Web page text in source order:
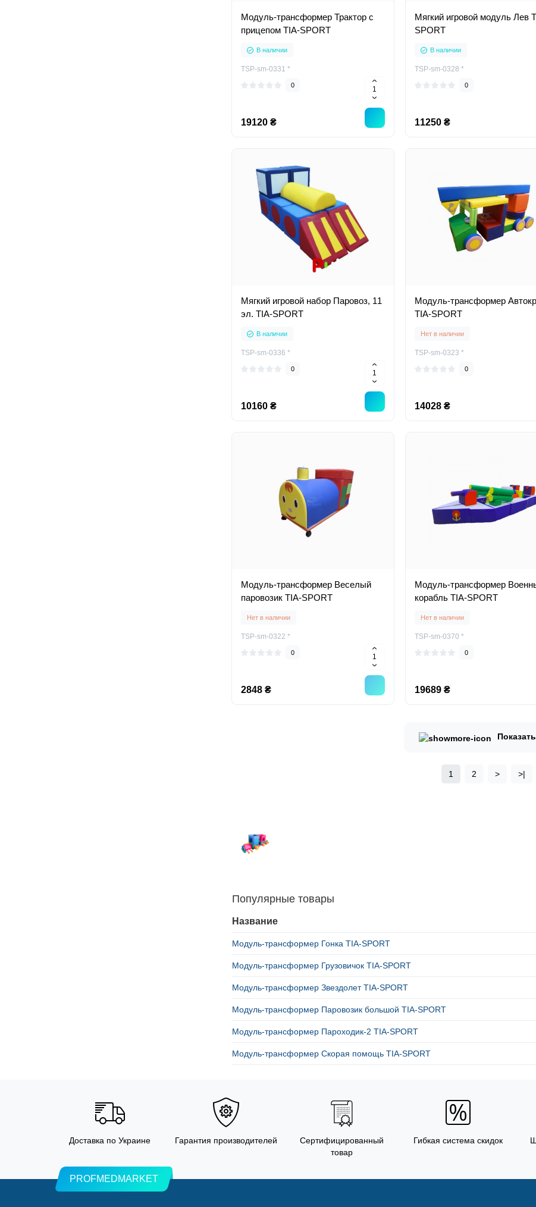
Модуль-трансформер Трактор с
прицепом TIA-SPORT
В наличии
TSP-sm-0331 *
0
19120 ₴
Мягкий игровой модуль Лев
SPORT
В наличии
TSP-sm-0328 *
0
11250 ₴
Мягкий игровой набор Паровоз, 11
эл. TIA-SPORT
В наличии
TSP-sm-0336 *
0
10160 ₴
Модуль-трансформер
TIA-SPORT
Нет в наличии
TSP-sm-0323 *
0
14028 ₴
Модуль-трансформер Веселый
паровозик TIA-SPORT
Нет в наличии
TSP-sm-0322 *
0
2848 ₴
Модуль-трансформер
корабль TIA-SPORT
Нет в наличии
TSP-sm-0370 *
0
19689 ₴
1 2 > >|
Популярные товары
Название
Модуль-трансформер Гонка TIA-SPORT
Модуль-трансформер Грузовичок TIA-SPORT
Модуль-трансформер Звездолет TIA-SPORT
Модуль-трансформер Паровозик большой TIA-SPORT
Модуль-трансформер Пароходик-2 TIA-SPORT
Модуль-трансформер Скорая помощь TIA-SPORT
Доставка по Украине Гарантия производителей
Сертифицированный
товар
Гибкая система скидок
PROFMEDMARKET